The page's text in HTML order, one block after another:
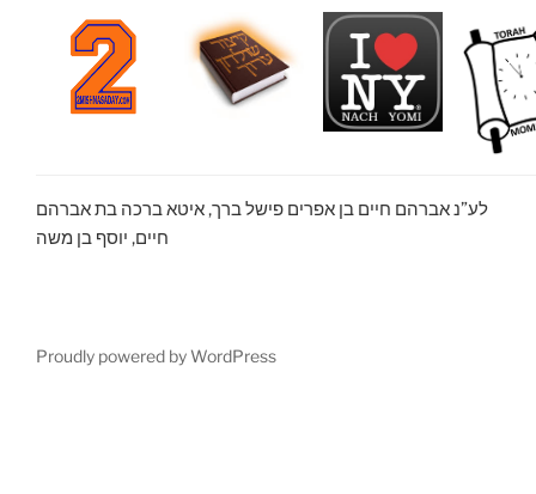
לע”נ אברהם חיים בן אפרים פישל ברך, איטא ברכה בת אברהם
חיים, יוסף בן משה
Proudly powered by WordPress